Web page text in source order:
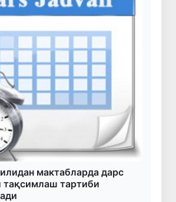
мактабларда дарс
тақсимлаш тартиби